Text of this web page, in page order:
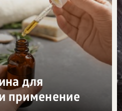
для
применение